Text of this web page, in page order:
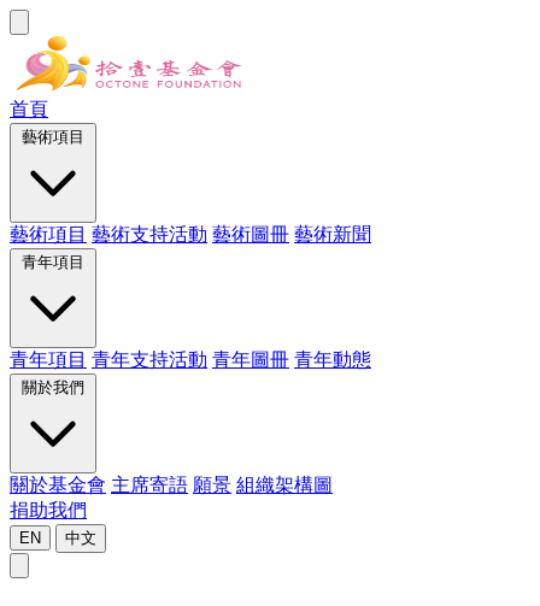
首頁
藝術項目 藝術支持活動 藝術圖冊 藝術新聞
青年項目 青年支持活動 青年圖冊 青年動態
關於基金會 主席寄語 願景 組織架構圖
捐助我們
EN 中文